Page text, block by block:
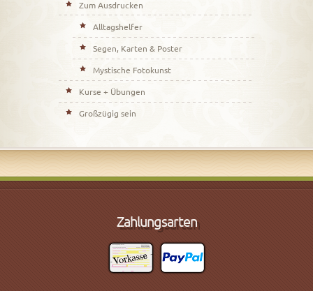
Zum Ausdrucken
Alltagshelfer
Segen, Karten & Poster
Mystische Fotokunst
Kurse + Übungen
Großzügig sein
Zahlungsarten